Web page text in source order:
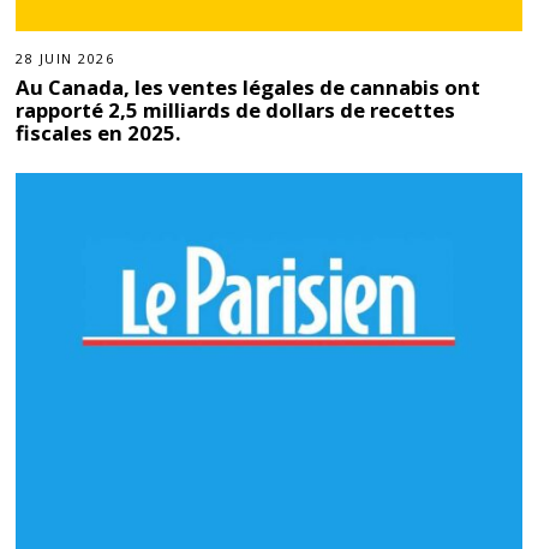
28 JUIN 2026
Au Canada, les ventes légales de cannabis ont
rapporté 2,5 milliards de dollars de recettes
fiscales en 2025.